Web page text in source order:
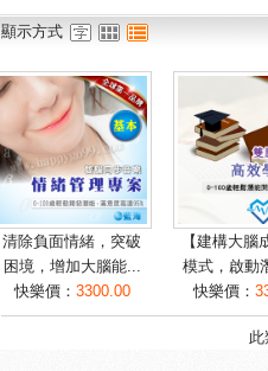
顯示方式
清除負面情緒，突破
困境，增加大腦能...
快樂價： 3300.00
【建構大腦
模式，啟動
快樂價：
此